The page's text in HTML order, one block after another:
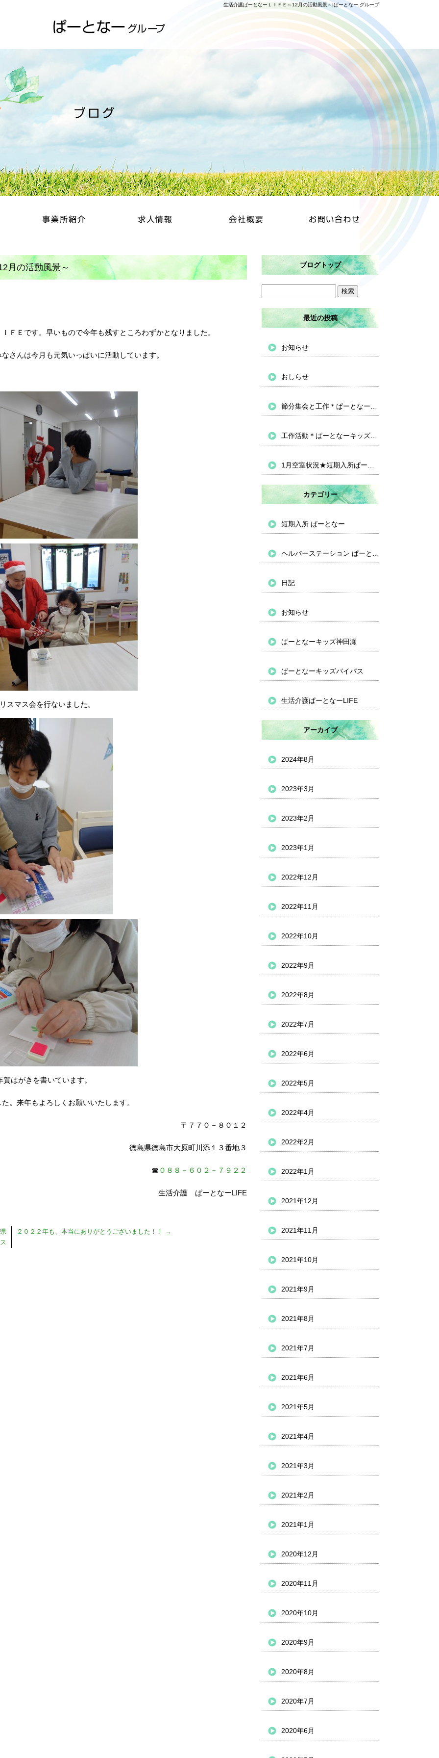
生活介護ぱーとなーＬＩＦＥ～12月の活動風景～|ぱーとなー グループ
月の活動風景～
ＦＥです。早いもので今年も残すところわずかとなりました。
さんは今月も元気いっぱいに活動しています。
スマス会を行ないました。
賀はがきを書いています。
。来年もよろしくお願いいたします。
〒７７０－８０１２
徳島県徳島市大原町川添１３番地３
☎ ０８８－６０２－７９２２
生活介護 ぱーとなーLIFE
２０２２年も、本当にありがとうございました！！ →
ブログトップ
最近の投稿
お知らせ
おしらせ
カテゴリー
短期入所 ぱーとなー
日記
お知らせ
ぱーとなーキッズ神田瀬
ぱーとなーキッズバイパス
生活介護ぱーとなーLIFE
アーカイブ
2024年8月
2023年3月
2023年2月
2023年1月
2022年12月
2022年11月
2022年10月
2022年9月
2022年8月
2022年7月
2022年6月
2022年5月
2022年4月
2022年2月
2022年1月
2021年12月
2021年11月
2021年10月
2021年9月
2021年8月
2021年7月
2021年6月
2021年5月
2021年4月
2021年3月
2021年2月
2021年1月
2020年12月
2020年11月
2020年10月
2020年9月
2020年8月
2020年7月
2020年6月